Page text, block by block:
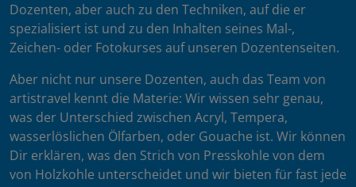
Dozenten, aber auch zu den Techniken, auf die er
spezialisiert ist und zu den Inhalten seines Mal-,
Zeichen- oder Fotokurses auf unseren Dozentenseiten.
Aber nicht nur unsere Dozenten, auch das Team von
artistravel kennt die Materie: Wir wissen sehr genau,
was der Unterschied zwischen Acryl, Tempera,
wasserlöslichen Ölfarben, oder Gouache ist. Wir können
Dir erklären, was den Strich von Presskohle von dem
von Holzkohle unterscheidet und wir bieten für fast jede